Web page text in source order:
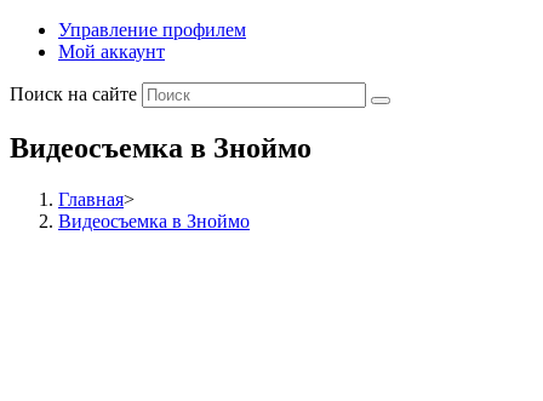
Управление профилем
Мой аккаунт
Поиск на сайте
Видеосъемка в Зноймо
Главная>
Видеосъемка в Зноймо